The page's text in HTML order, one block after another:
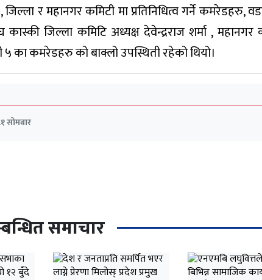
र महानगर कमिटी मा प्रतिनिधित्व गर्ने कमरेडहरु,
जिल्ला कमिटि अध्यक्ष देवेन्द्रराज शर्मा , महानगर
कमरेडहरु को बाक्लो उपस्थिती रहेको थियो।
सोमबार
समाचार